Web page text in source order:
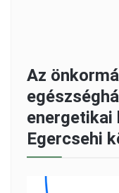
Az
Egercsehi